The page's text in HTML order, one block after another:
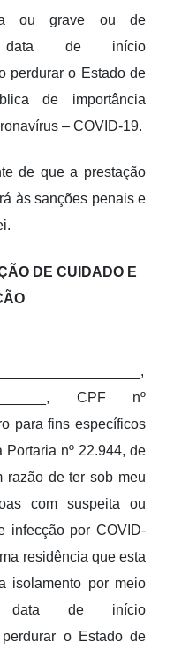
ou grave ou de
data de início
perdurar o Estado de
de importância
– COVID-19.
de que a prestação
às sanções penais e
DE CUIDADO E
CPF nº
para fins específicos
nº 22.944, de
razão de ter sob meu
com suspeita ou
infecção por COVID-
residência que esta
isolamento por meio
data de início
perdurar o Estado de